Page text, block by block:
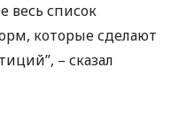
весь список
которые сделают
– сказал